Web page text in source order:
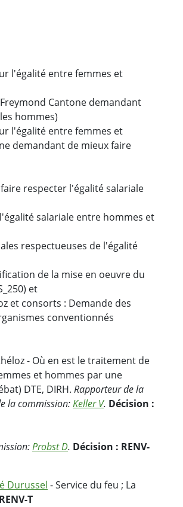
l'égalité entre femmes et
Cantone demandant
hommes)
l'égalité entre femmes et
demandant de mieux faire
respecter l'égalité salariale
salariale entre hommes et
respectueuses de l'égalité
de la mise en oeuvre du
et
et consorts : Demande des
conventionnés
- Où en est le traitement de
et hommes par une
DTE, DIRH. Rapporteur de la
la commission:Keller V. Décision :
Probst D. Décision : RENV-
Durussel - Service du feu ; La
T